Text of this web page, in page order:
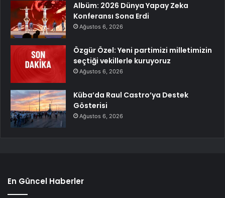
Albüm: 2026 Dünya Yapay Zeka
Konferansı Sona Erdi
Ağustos 6, 2026
Özgür Özel: Yeni partimizi milletimizin
seçtiği vekillerle kuruyoruz
Ağustos 6, 2026
Küba’da Raul Castro’ya Destek
Gösterisi
Ağustos 6, 2026
En Güncel Haberler